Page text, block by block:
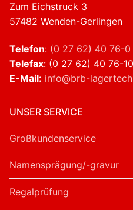
Zum Eichstruck 3
57482 Wenden-Gerlingen
Telefon: (0 27 62) 40 76-0
Telefax: (0 27 62) 40 76-10
E-Mail: info@brb-
UNSER SERVICE
Großkundenservice
Namensprägung/-gravur
Regalprüfung